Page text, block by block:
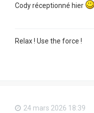
Cody réceptionné hier
Relax ! Use the force !
24 mars 2026 18:39